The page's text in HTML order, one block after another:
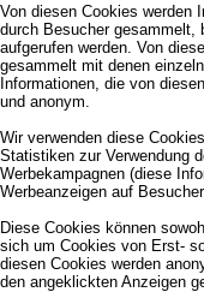
Von diesen Cookies werden
durch Besucher gesammelt,
aufgerufen werden. Von
gesammelt mit denen
Informationen, die von
und anonym.
Wir verwenden diese
Statistiken zur Verwendung
Werbekampagnen (diese
Werbeanzeigen auf
Diese Cookies können
sich um Cookies von Erst-
diesen Cookies werden
den angeklickten Anzeigen